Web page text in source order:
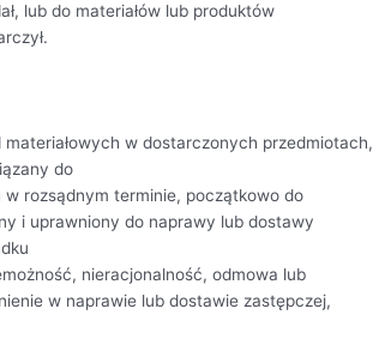
lub do materiałów lub produktów
w dostarczonych przedmiotach,
do
w rozsądnym terminie, początkowo do
i uprawniony do naprawy lub dostawy
nieracjonalność, odmowa lub
w naprawie lub dostawie zastępczej,